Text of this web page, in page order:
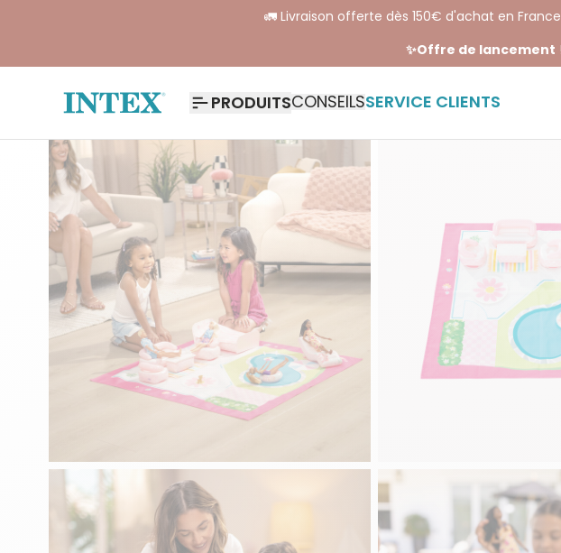
🚛 Livraison offerte dès 150€ d'achat en
✨Offre de lancement
PRODUITSCONSEILSSERVICE CLIENTS